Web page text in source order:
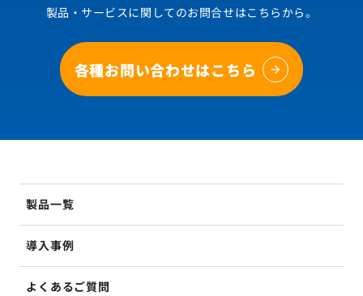
製品・サービスに関してのお問合せはこちらから。
各種お問い合わせはこちら
製品一覧
導入事例
よくあるご質問